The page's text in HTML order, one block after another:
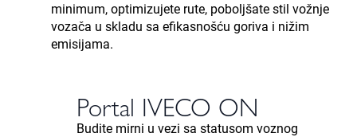
minimum, optimizujete rute, poboljšate stil vožnje
vozača u skladu sa efikasnošću goriva i nižim
emisijama.
Portal IVECO ON
Budite mirni u vezi sa statusom voznog